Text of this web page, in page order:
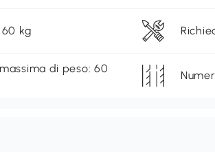
kg
di peso: 60